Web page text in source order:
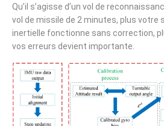
Qu’il s’agisse d’un vol de
vol de missile de 2 minutes, plus votre
inertielle fonctionne sans correction,
vos erreurs devient importante.